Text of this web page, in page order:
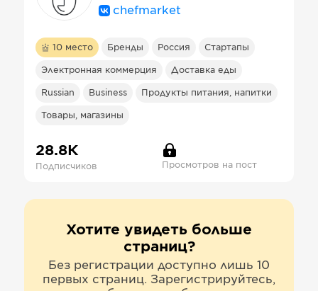
chefmarket
10 место Бренды Россия Стартапы
Электронная коммерция Доставка еды
Russian Business Продукты питания, напитки
Товары, магазины
28.8К
Подписчиков Просмотров на пост
Хотите увидеть больше
страниц?
Без регистрации доступно лишь 10
первых страниц. Зарегистрируйтесь,